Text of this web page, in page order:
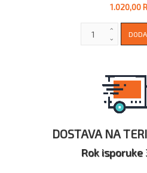
1.020,00
DOSTAVA NA
Rok isporuke